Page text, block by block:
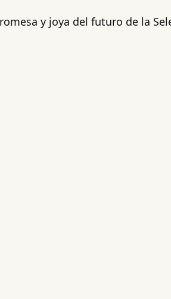
y joya del futuro de la